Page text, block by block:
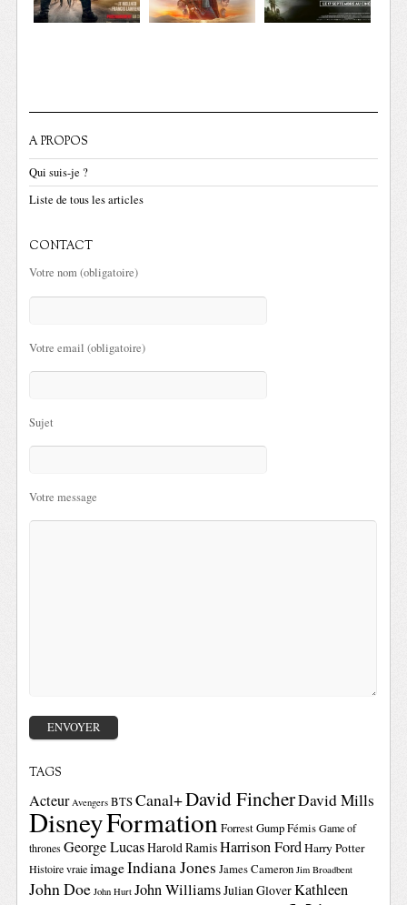
A PROPOS
Qui suis-je ?
Liste de tous les articles
CONTACT
Votre nom (obligatoire)
Votre email (obligatoire)
Sujet
Votre message
TAGS
Acteur Avengers BTSCanal+David FincherDavid Mills
DisneyFormationForrest GumpFémis Game of
thrones George LucasHarold RamisHarrison FordHarry Potter
Histoire vraie imageIndiana Jones James Cameron Jim Broadbent
John Doe John Hurt John WilliamsJulian GloverKathleen